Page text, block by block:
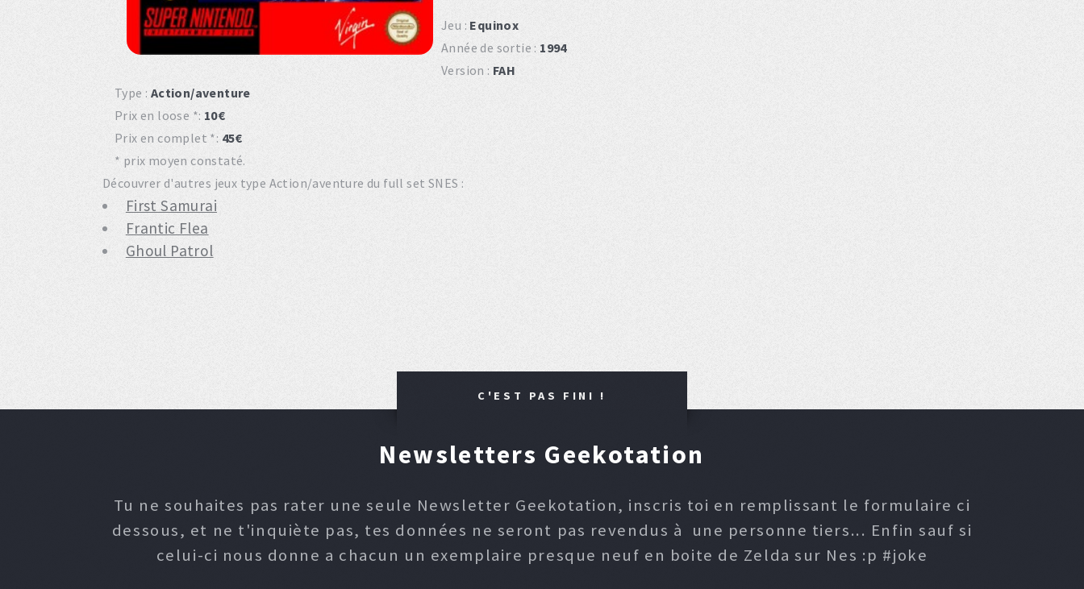
Jeu : Equinox
Année de sortie : 1994
Version : FAH
Type : Action/aventure
Prix en loose *: 10€
Prix en complet *: 45€
* prix moyen constaté.
Découvrer d'autres jeux type Action/aventure du full set SNES :
First Samurai
Frantic Flea
Ghoul Patrol
C'EST PAS FINI !
Newsletters Geekotation
Tu ne souhaites pas rater une seule Newsletter Geekotation, inscris toi en remplissant le formulaire ci
dessous, et ne t'inquiète pas, tes données ne seront pas revendus à une personne tiers... Enfin sauf si
celui-ci nous donne a chacun un exemplaire presque neuf en boite de Zelda sur Nes :p #joke